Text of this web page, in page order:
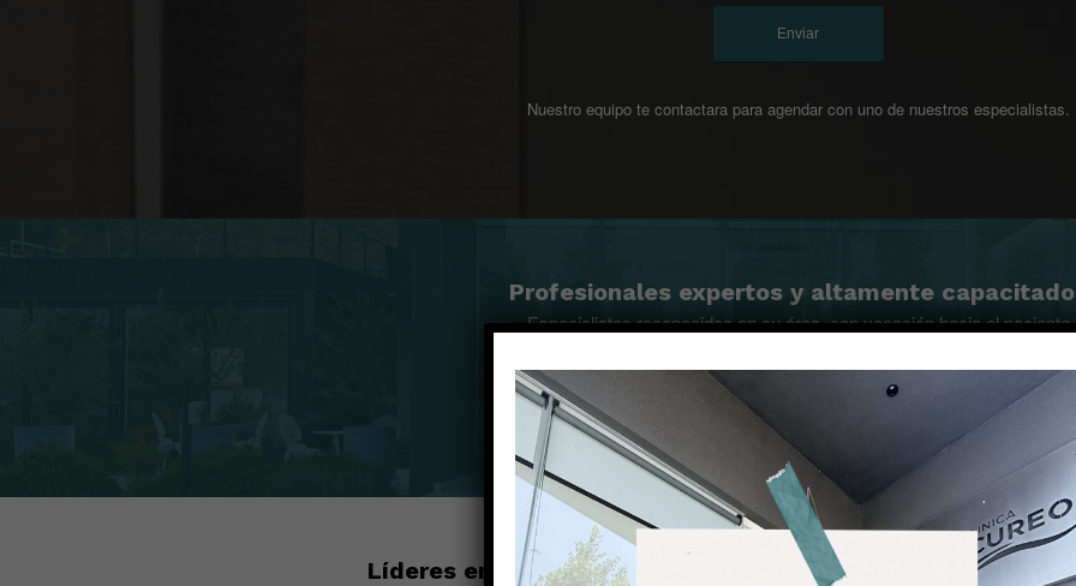
Nuestro equipo te contactara para agendar con uno de nuestros especialistas.
Profesionales expertos y altamente
Especialistas reconocidos en su área, con vocación hacia el paciente
CONOZCA NUESTRO EQUIPO
Líderes en dermatología y odontología en un ambiente de